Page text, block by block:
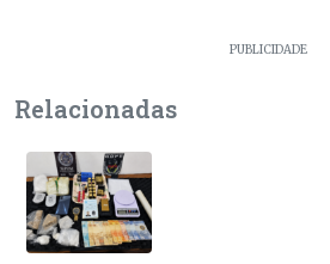
PUBLICIDADE
Relacionadas